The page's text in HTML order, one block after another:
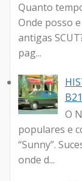
Quanto
Onde posso
antigas
pag...
O
populares e
“Sunny”.
onde d...